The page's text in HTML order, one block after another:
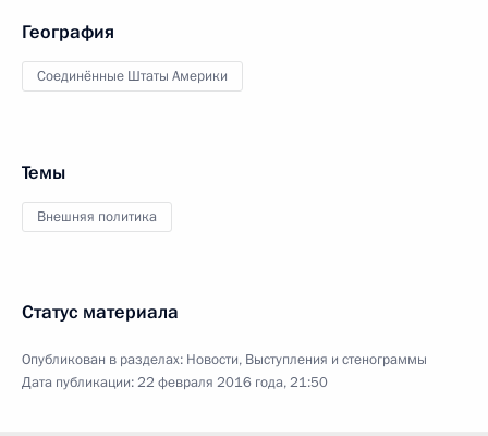
География
Соединённые Штаты Америки
Темы
Внешняя политика
Статус материала
Опубликован в разделах: Новости, Выступления и стенограммы
Дата публикации:22 февраля 2016 года, 21:50